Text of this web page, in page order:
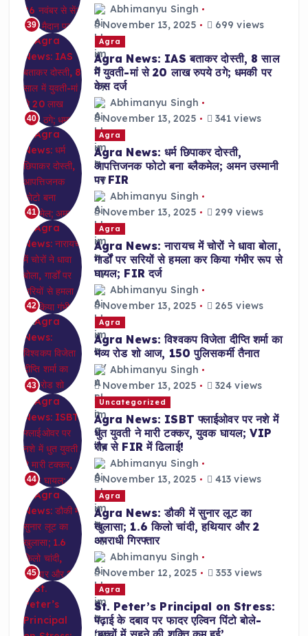
39
Abhimanyu Singh
November 13, 2025
699 views
40
Agra
Agra News: IAS बताकर दोस्ती, 8 साल
में युवती-मां से 20 लाख रुपये ठगे; धमकी पर
केस दर्ज
Abhimanyu Singh
November 13, 2025
341 views
41
Agra
Agra News: धर्म छिपाकर दोस्ती,
आपत्तिजनक फोटो बना ब्लैकमेल; अमन उस्मानी
पर FIR
Abhimanyu Singh
November 13, 2025
299 views
42
Agra
Agra News: नारायच में चोरों ने धावा बोला,
गार्डों पर सरियों से हमला कर किया गंभीर रूप से
घायल; FIR दर्ज
Abhimanyu Singh
November 13, 2025
265 views
43
Agra
Agra News: विश्वकप विजेता दीप्ति शर्मा का
भव्य रोड शो आज, 150 पुलिसकर्मी तैनात
Abhimanyu Singh
November 13, 2025
324 views
44
Uncategorized
Agra News: ISBT फ्लाईओवर पर नशे में
धुत युवती ने मारी टक्कर, युवक घायल; VIP
रौब से FIR में ढिलाई!
Abhimanyu Singh
November 13, 2025
413 views
45
Agra
Agra News: डौकी में सुनार लूट का
खुलासा; 1.6 किलो चांदी, हथियार और 2
अपराधी गिरफ्तार
Abhimanyu Singh
November 12, 2025
353 views
Agra
St. Peter’s Principal on Stress:
पढ़ाई के दबाव पर फादर एल्विन पिंटो बोले-